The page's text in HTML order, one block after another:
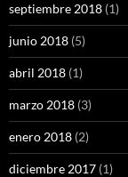
septiembre 2018 (1)
junio 2018 (5)
abril 2018 (1)
marzo 2018 (3)
enero 2018 (2)
diciembre 2017 (1)